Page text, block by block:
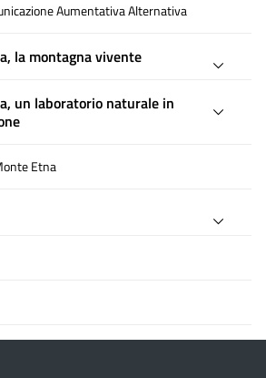
Aumentativa Alternativa
la montagna vivente
un laboratorio naturale in
Etna